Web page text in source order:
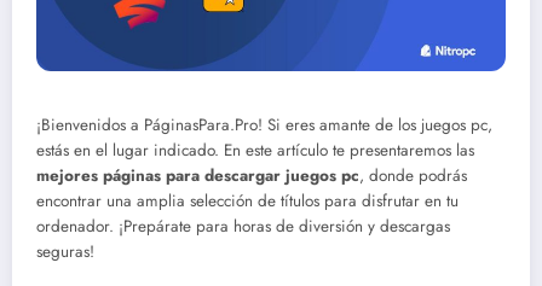
¡Bienvenidos a PáginasPara.Pro! Si eres amante de los juegos pc,
estás en el lugar indicado. En este artículo te presentaremos las
mejores páginas para descargar juegos pc, donde podrás
encontrar una amplia selección de títulos para disfrutar en tu
ordenador. ¡Prepárate para horas de diversión y descargas
seguras!